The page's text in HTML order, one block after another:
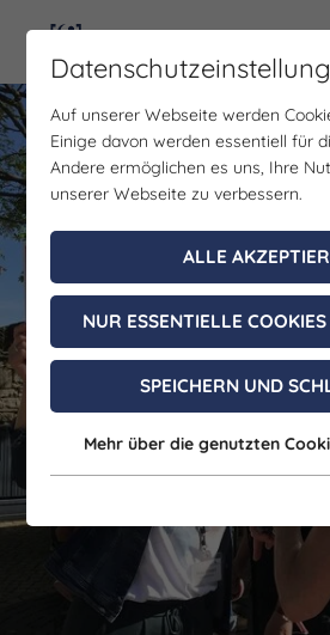
Auf unserer Webseite werden
Einige davon werden essentiell für
Andere ermöglichen es uns, Ihre
unserer Webseite zu verbessern.
ALLE
NUR ESSENTIELLE
SPEICHERN UND
Mehr über die genutzten